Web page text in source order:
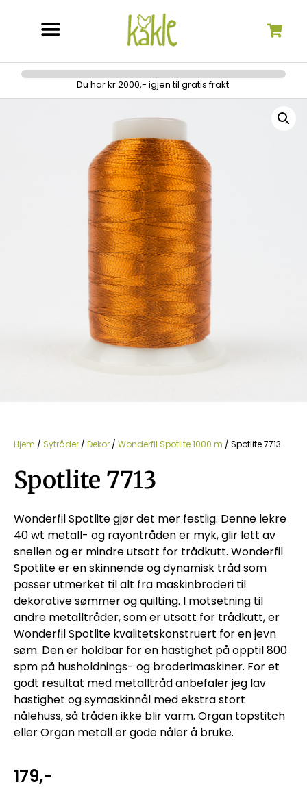
Du har kr 2000,- igjen til gratis frakt.
Hjem / Sytråder / Dekor / Wonderfil Spotlite 1000 m / Spotlite 7713
Spotlite 7713
Wonderfil Spotlite gjør det mer festlig. Denne lekre
40 wt metall- og rayontråden er myk, glir lett av
snellen og er mindre utsatt for trådkutt. Wonderfil
Spotlite er en skinnende og dynamisk tråd som
passer utmerket til alt fra maskinbroderi til
dekorative sømmer og quilting. I motsetning til
andre metalltråder, som er utsatt for trådkutt, er
Wonderfil Spotlite kvalitetskonstruert for en jevn
søm. Den er holdbar for en hastighet på opptil 800
spm på husholdnings- og broderimaskiner. For et
godt resultat med metalltråd anbefaler jeg lav
hastighet og symaskinnål med ekstra stort
nålehuss, så tråden ikke blir varm. Organ topstitch
eller Organ metall er gode nåler å bruke.
179,-